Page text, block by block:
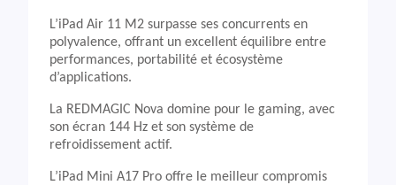
L’iPad Air 11 M2 surpasse ses concurrents en
polyvalence, offrant un excellent équilibre entre
performances, portabilité et écosystème
d’applications.
La REDMAGIC Nova domine pour le gaming, avec
son écran 144 Hz et son système de
refroidissement actif.
L’iPad Mini A17 Pro offre le meilleur compromis